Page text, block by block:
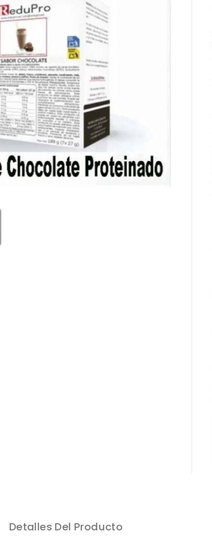
Detalles Del Producto